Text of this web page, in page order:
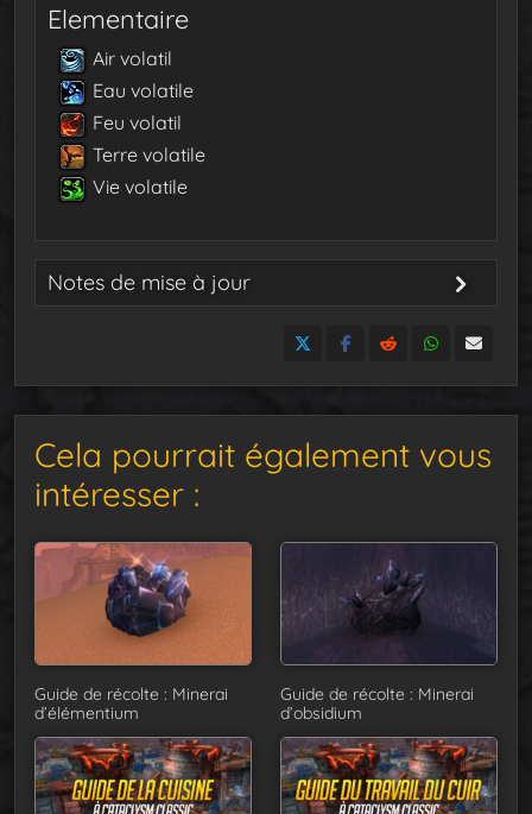
Elementaire
Air volatil
Eau volatile
Feu volatil
Terre volatile
Vie volatile
Notes de mise à jour
Cela pourrait également vous
intéresser :
Guide de récolte : Minerai
d’élémentium
Guide de récolte : Minerai
d’obsidium